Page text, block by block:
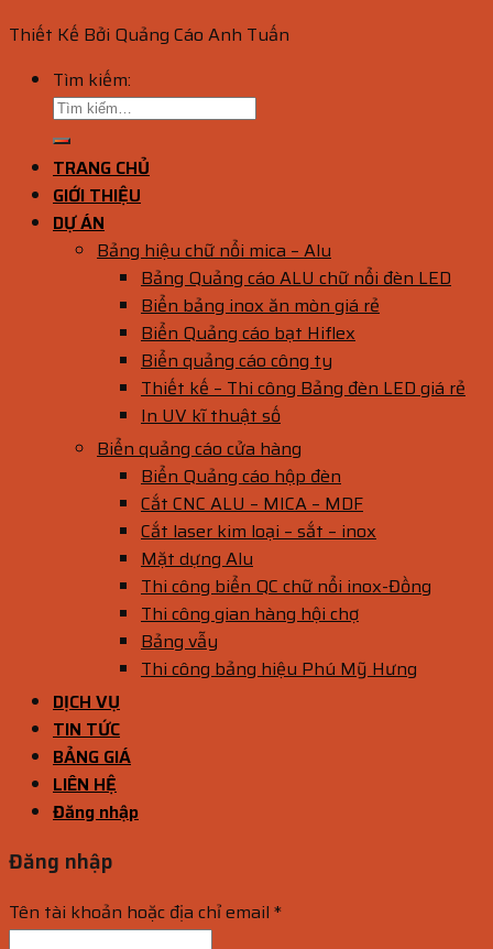
Thiết Kế Bởi Quảng Cáo Anh Tuấn
Tìm kiếm:
TRANG CHỦ
GIỚI THIỆU
DỰ ÁN
Bảng hiệu chữ nổi mica – Alu
Bảng Quảng cáo ALU chữ nổi đèn LED
Biển bảng inox ăn mòn giá rẻ
Biển Quảng cáo bạt Hiflex
Biển quảng cáo công ty
Thiết kế – Thi công Bảng đèn LED giá rẻ
In UV kĩ thuật số
Biển quảng cáo cửa hàng
Biển Quảng cáo hộp đèn
Cắt CNC ALU – MICA – MDF
Cắt laser kim loại – sắt – inox
Mặt dựng Alu
Thi công biển QC chữ nổi inox-Đồng
Thi công gian hàng hội chợ
Bảng vẫy
Thi công bảng hiệu Phú Mỹ Hưng
DỊCH VỤ
TIN TỨC
BẢNG GIÁ
LIÊN HỆ
Đăng nhập
Đăng nhập
Tên tài khoản hoặc địa chỉ email *